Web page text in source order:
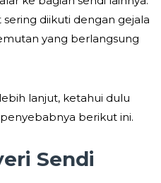
diikuti dengan gejala
yang berlangsung
lanjut, ketahui dulu
berikut ini.
Sendi